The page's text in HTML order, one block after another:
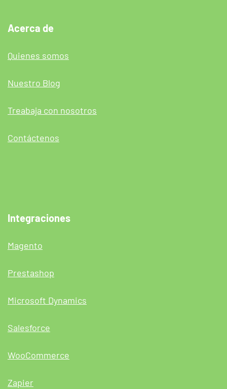
Acerca de
Quienes somos
Nuestro Blog
Treabaja con nosotros
Contáctenos
Integraciones
Magento
Prestashop
Microsoft Dynamics
Salesforce
WooCommerce
Zapier